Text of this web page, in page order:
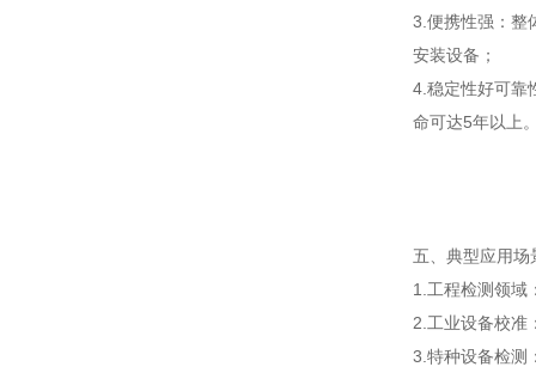
3.便携性强：整
安装设备；
4.稳定性好可靠
命可达5年以上
五、典型应用场
1.工程检测领域
2.工业设备校准
3.特种设备检测